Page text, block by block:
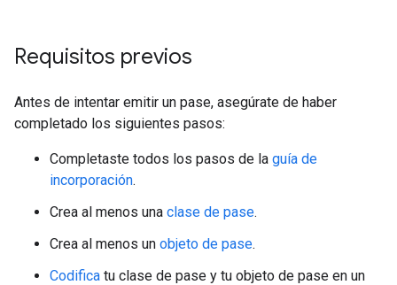
Requisitos previos
Antes de intentar emitir un pase, asegúrate de haber
completado los siguientes pasos:
Completaste todos los pasos de la guía de
incorporación.
Crea al menos una clase de pase.
Crea al menos un objeto de pase.
Codifica tu clase de pase y tu objeto de pase en un